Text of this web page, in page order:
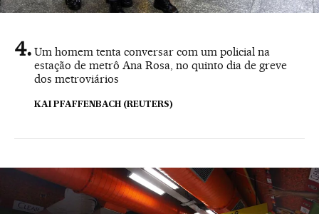
Um homem tenta conversar com um policial na
estação de metrô Ana Rosa, no quinto dia de greve
dos metroviários
KAI PFAFFENBACH (REUTERS)